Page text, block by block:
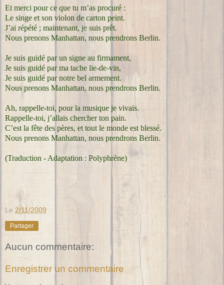
Et merci pour ce que tu m’as procuré :
Le singe et son violon de carton peint.
J’ai répété ; maintenant, je suis prêt.
Nous prenons Manhattan, nous prendrons Berlin.
Je suis guidé par un signe au firmament,
Je suis guidé par ma tache lie-de-vin,
Je suis guidé par notre bel armement.
Nous prenons Manhattan, nous prendrons Berlin.
Ah, rappelle-toi, pour la musique je vivais.
Rappelle-toi, j’allais chercher ton pain.
C’est la fête des pères, et tout le monde est blessé.
Nous prenons Manhattan, nous prendrons Berlin.
(Traduction - Adaptation : Polyphrène)
Le 2/11/2009
Partager
Aucun commentaire:
Enregistrer un commentaire